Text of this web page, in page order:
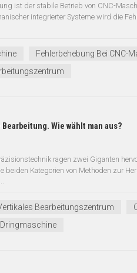
ist der stabile Betrieb von CNC-
integrierter Systeme wird die
Fehlerbehebung Bei CNC-
Wie wählt man aus?
ragen zwei Giganten
Kategorien von Methoden zur
Bearbeitungszentrum
Dringmaschine